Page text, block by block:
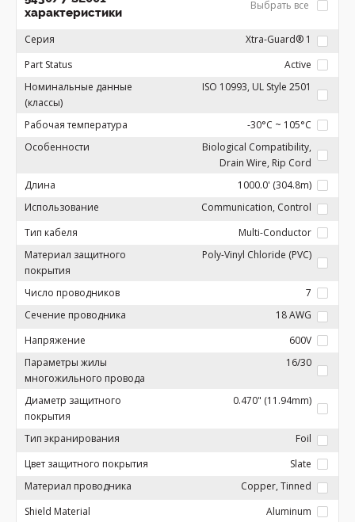
характеристики
Выбрать все
Серия
Xtra-Guard® 1
Part Status
Active
Номинальные данные
(классы)
ISO 10993, UL Style 2501
Рабочая температура
-30°C ~ 105°C
Особенности
Biological Compatibility,
Drain Wire, Rip Cord
Длина
1000.0' (304.8m)
Использование
Communication, Control
Тип кабеля
Multi-Conductor
Материал защитного
покрытия
Poly-Vinyl Chloride (PVC)
Число проводников
7
Сечение проводника
18 AWG
Напряжение
600V
Параметры жилы
многожильного провода
16/30
Диаметр защитного
покрытия
0.470" (11.94mm)
Тип экранирования
Foil
Цвет защитного покрытия
Slate
Материал проводника
Copper, Tinned
Shield Material
Aluminum